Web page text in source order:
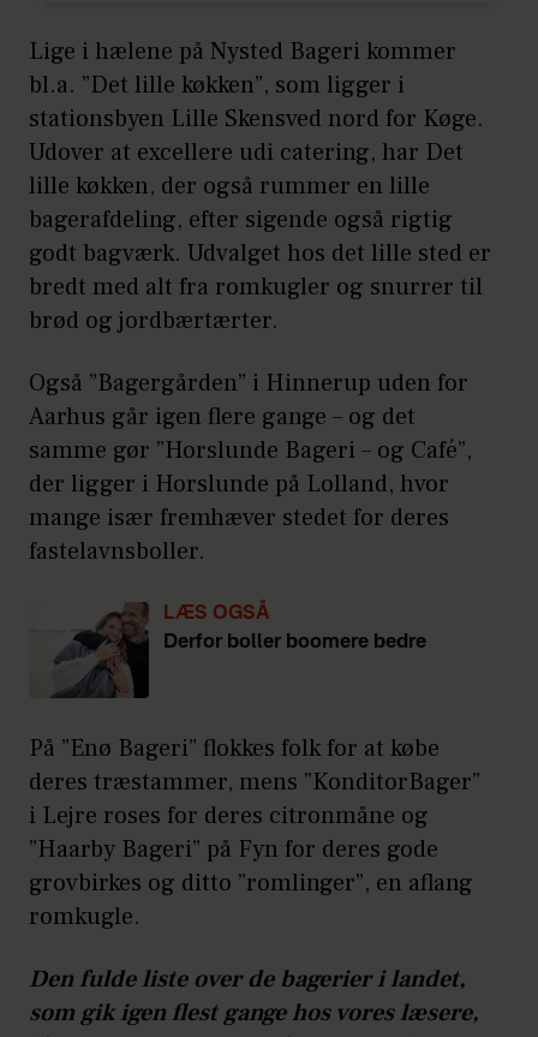
Lige i hælene på Nysted Bageri kommer
bl.a. ”Det lille køkken”, som ligger i
stationsbyen Lille Skensved nord for Køge.
Udover at excellere udi catering, har Det
lille køkken, der også rummer en lille
bagerafdeling, efter sigende også rigtig
godt bagværk. Udvalget hos det lille sted er
bredt med alt fra romkugler og snurrer til
brød og jordbærtærter.
Også ”Bagergården” i Hinnerup uden for
Aarhus går igen flere gange – og det
samme gør ”Horslunde Bageri – og Café”,
der ligger i Horslunde på Lolland, hvor
mange især fremhæver stedet for deres
fastelavnsboller.
LÆS OGSÅ
Derfor boller boomere bedre
På ”Enø Bageri” flokkes folk for at købe
deres træstammer, mens ”KonditorBager”
i Lejre roses for deres citronmåne og
”Haarby Bageri” på Fyn for deres gode
grovbirkes og ditto ”romlinger”, en aflang
romkugle.
Den fulde liste over de bagerier i landet,
som gik igen flest gange hos vores læsere,